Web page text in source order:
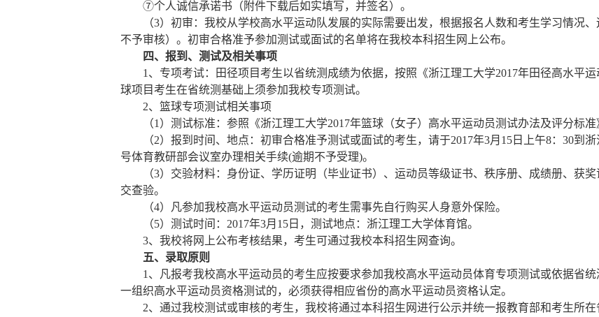
⑦个人诚信承诺书（附件下载后如实填写，并签名）。
（3）初审：我校从学校高水平运动队发展的实际需要出发，根据报名人数和考生学习情况
不予审核）。初审合格准予参加测试或面试的名单将在我校本科招生网上公布。
四、报到、测试及相关事项
1 、专项考试：田径项目考生以省统测成绩为依据，按照《浙江理工大学2017年田径高水平
球项目考生在省统测基础上须参加我校专项测试。
2、篮球专项测试相关事项
（1 ）测试标准：参照《浙江理工大学2017年篮球（女子）高水平运动员测试办法及评分标准
（2）报到时间、地点：初审合格准予测试或面试的考生，请于2017年3月 15 日上午8： 30到浙
号体育教研部会议室办理相关手续(逾期不予受理)。
（3）交验材料：身份证、学历证明（毕业证书）、运动员等级证书、秩序册、成绩册、获奖
交查验。
（4）凡参加我校高水平运动员测试的考生需事先自行购买人身意外保险。
（5）测试时间： 2017年3月 15 日，测试地点：浙江理工大学体育馆。
3、我校将网上公布考核结果，考生可通过我校本科招生网查询。
五、录取原则
1 、凡报考我校高水平运动员的考生应按要求参加我校高水平运动员体育专项测试或依据省
一组织高水平运动员资格测试的，必须获得相应省份的高水平运动员资格认定。
2、通过我校测试或审核的考生，我校将通过本科招生网进行公示并统一报教育部和考生所在